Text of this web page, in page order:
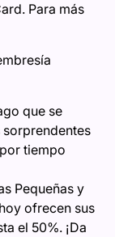
Para más
que se
tiempo
Pequeñas y
ofrecen sus
el 50%. ¡Da